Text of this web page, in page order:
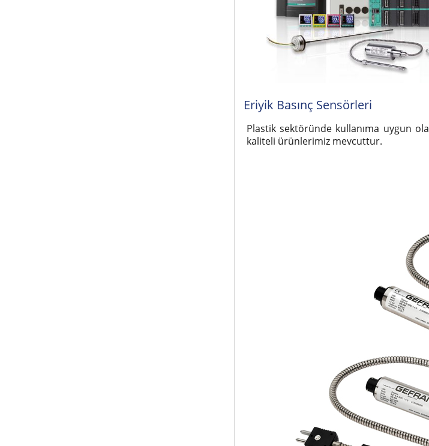
Eriyik Basınç Sensörleri
Plastik sektöründe kullanıma uygun
kaliteli ürünlerimiz mevcuttur.